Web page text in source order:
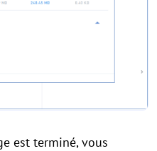
est terminé, vous